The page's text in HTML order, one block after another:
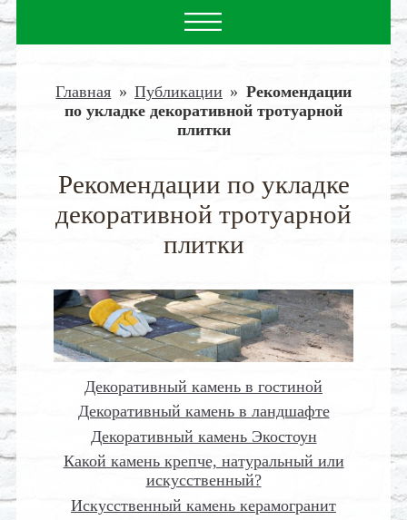
Главная » Публикации » Рекомендации
по укладке декоративной тротуарной
плитки
Рекомендации по укладке
декоративной тротуарной
плитки
Декоративный камень в гостиной
Декоративный камень в ландшафте
Декоративный камень Экостоун
Какой камень крепче, натуральный или
искусственный?
Искусственный камень керамогранит